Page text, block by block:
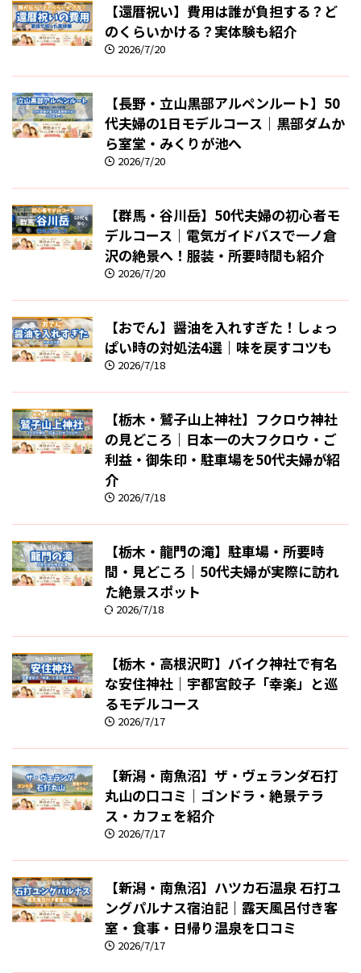
【還暦祝い】費用は誰が負担する？ど
のくらいかける？実体験も紹介
2026/7/20
【長野・立山黒部アルペンルート】50
代夫婦の1日モデルコース｜黒部ダムか
ら室堂・みくりが池へ
2026/7/20
【群馬・谷川岳】50代夫婦の初心者モ
デルコース｜電気ガイドバスで一ノ倉
沢の絶景へ！服装・所要時間も紹介
2026/7/20
【おでん】醤油を入れすぎた！しょっ
ぱい時の対処法4選｜味を戻すコツも
2026/7/18
【栃木・鷲子山上神社】フクロウ神社
の見どころ｜日本一の大フクロウ・ご
利益・御朱印・駐車場を50代夫婦が紹
介
2026/7/18
【栃木・龍門の滝】駐車場・所要時
間・見どころ｜50代夫婦が実際に訪れ
た絶景スポット
2026/7/18
【栃木・高根沢町】バイク神社で有名
な安住神社｜宇都宮餃子「幸楽」と巡
るモデルコース
2026/7/17
【新潟・南魚沼】ザ・ヴェランダ石打
丸山の口コミ｜ゴンドラ・絶景テラ
ス・カフェを紹介
2026/7/17
【新潟・南魚沼】ハツカ石温泉 石打ユ
ングパルナス宿泊記｜露天風呂付き客
室・食事・日帰り温泉を口コミ
2026/7/17